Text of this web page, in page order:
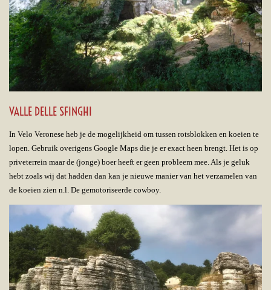
VALLE DELLE SFINGHI
In Velo Veronese heb je de mogelijkheid om tussen rotsblokken en koeien te
lopen. Gebruik overigens Google Maps die je er exact heen brengt. Het is op
priveterrein maar de (jonge) boer heeft er geen probleem mee. Als je geluk
hebt zoals wij dat hadden dan kan je nieuwe manier van het verzamelen van
de koeien zien n.l. De gemotoriseerde cowboy.